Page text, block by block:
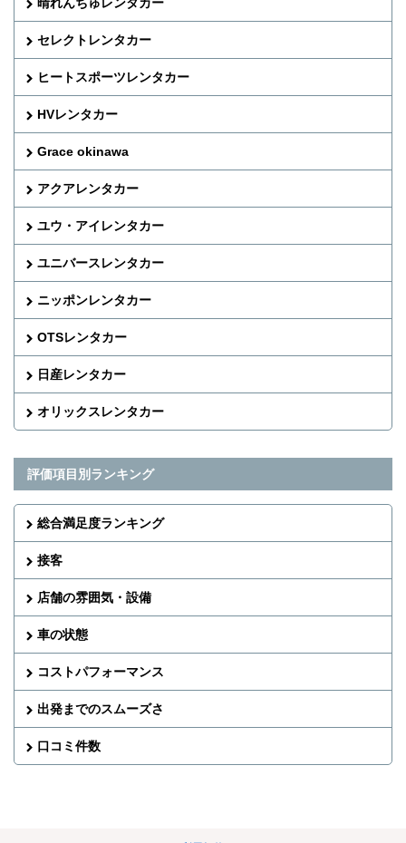
セレクトレンタカー
ヒートスポーツレンタカー
HVレンタカー
Grace okinawa
アクアレンタカー
ユウ・アイレンタカー
ユニバースレンタカー
ニッポンレンタカー
OTSレンタカー
日産レンタカー
オリックスレンタカー
評価項目別ランキング
総合満足度ランキング
接客
店舗の雰囲気・設備
車の状態
コストパフォーマンス
出発までのスムーズさ
口コミ件数